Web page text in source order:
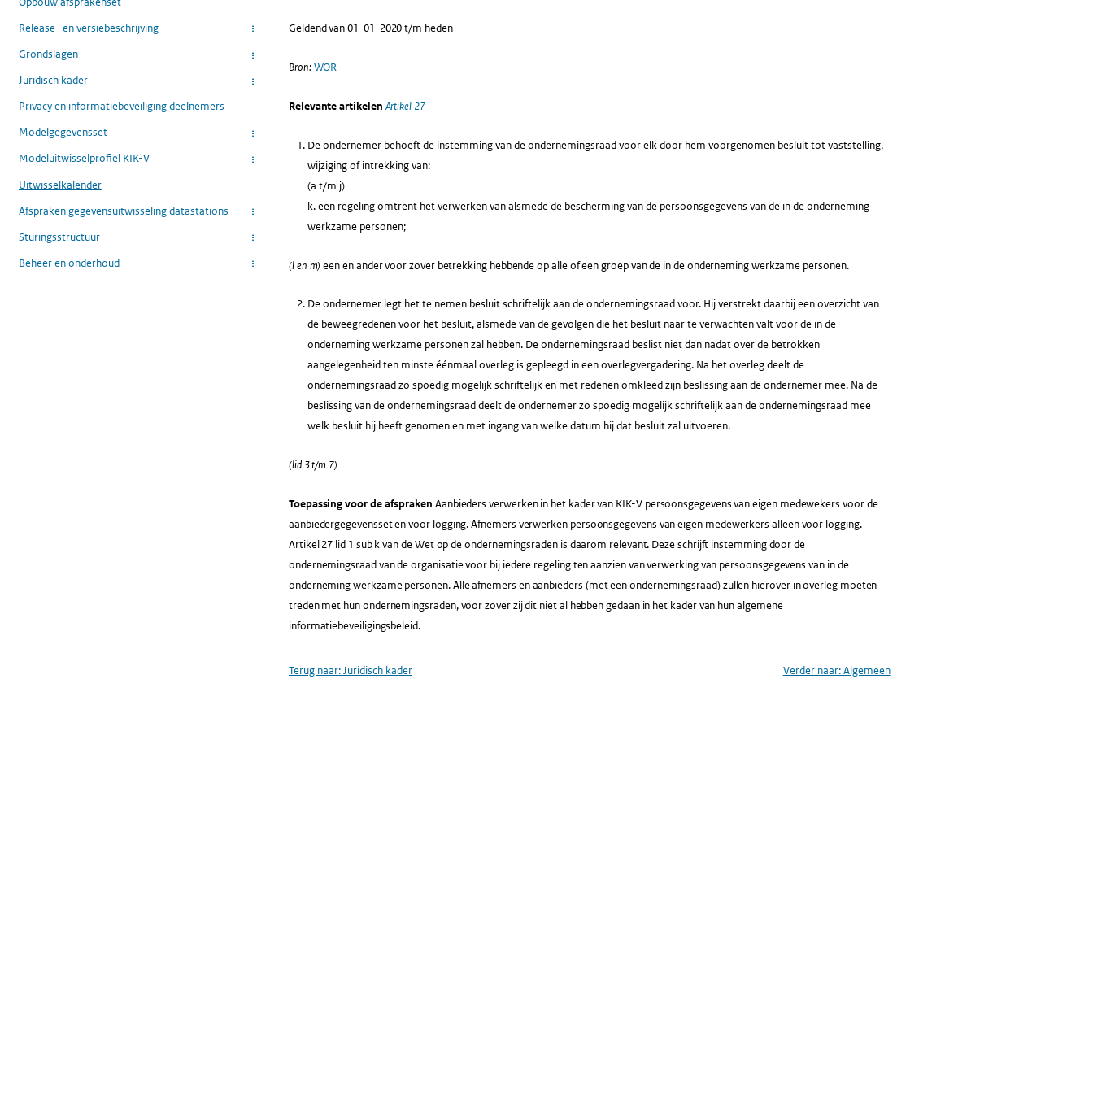
Release- en versiebeschrijving
...
Grondslagen ...
Juridisch kader ...
Privacy en informatiebeveiliging deelnemers
Modelgegevensset
...
Modeluitwisselprofiel KIK-V ...
Uitwisselkalender
Afspraken gegevensuitwisseling datastations
...
Sturingsstructuur ...
Beheer en onderhoud ...
Geldend van 01-01-2020 t/m heden
Bron:WOR
Relevante artikelen Artikel 27
De ondernemer behoeft de instemming van de ondernemingsraad voor elk door hem voorgenomen besluit tot vaststelling,
wijziging of intrekking van:
(a t/m j)
k. een regeling omtrent het verwerken van alsmede de bescherming van de persoonsgegevens van de in de onderneming
werkzame personen;
(l en m) een en ander voor zover betrekking hebbende op alle of een groep van de in de onderneming werkzame personen.
De ondernemer legt het te nemen besluit schriftelijk aan de ondernemingsraad voor. Hij verstrekt daarbij een overzicht van
de beweegredenen voor het besluit, alsmede van de gevolgen die het besluit naar te verwachten valt voor de in de
onderneming werkzame personen zal hebben. De ondernemingsraad beslist niet dan nadat over de betrokken
aangelegenheid ten minste éénmaal overleg is gepleegd in een overlegvergadering. Na het overleg deelt de
ondernemingsraad zo spoedig mogelijk schriftelijk en met redenen omkleed zijn beslissing aan de ondernemer mee. Na de
beslissing van de ondernemingsraad deelt de ondernemer zo spoedig mogelijk schriftelijk aan de ondernemingsraad mee
welk besluit hij heeft genomen en met ingang van welke datum hij dat besluit zal uitvoeren.
(lid 3 t/m 7)
Toepassing voor de afspraken Aanbieders verwerken in het kader van KIK-V persoonsgegevens van eigen medewekers voor de
aanbiedergegevensset en voor logging. Afnemers verwerken persoonsgegevens van eigen medewerkers alleen voor logging.
Artikel 27 lid 1 sub k van de Wet op de ondernemingsraden is daarom relevant. Deze schrijft instemming door de
ondernemingsraad van de organisatie voor bij iedere regeling ten aanzien van verwerking van persoonsgegevens van in de
onderneming werkzame personen. Alle afnemers en aanbieders (met een ondernemingsraad) zullen hierover in overleg moeten
treden met hun ondernemingsraden, voor zover zij dit niet al hebben gedaan in het kader van hun algemene
informatiebeveiligingsbeleid.
Terug naar:Juridisch kader Verder naar:Algemeen